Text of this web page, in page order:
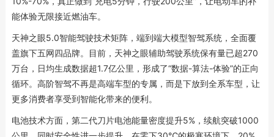
能体验无限接近燃油车。
天神之眼5.0智能驾驶技术矩阵，端到端大模型智驾系统，全面覆
盖旗下五网四品牌。目前，天神之眼辅助驾驶系统保有量已超270
万台，日均生成数据超1.7亿公里，形成了“数据-算法-体验”的正向
循环。高阶智驾不再是高端车型的专属，而是下放到全系车型，让
更多消费者享受到智能化带来的便利。
电池技术方面，第二代刀片电池能量密度提升5%，续航突破1000